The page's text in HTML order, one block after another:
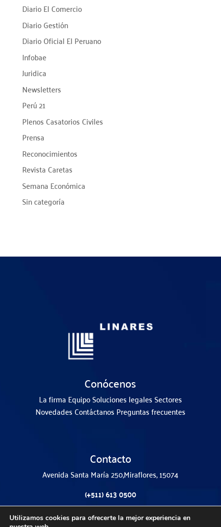
Diario El Comercio
Diario Gestión
Diario Oficial El Peruano
Infobae
Juridica
Newsletters
Perú 21
Plenos Casatorios Civiles
Prensa
Reconocimientos
Revista Caretas
Semana Económica
Sin categoría
Conócenos
La firma EquipoSoluciones legalesSectores
Novedades Contáctanos Preguntas frecuentes
Contacto
Avenida Santa María 250,Miraflores, 15074
(+511) 613 0500
(+511) 993 515 551
Utilizamos cookies para ofrecerte la mejor experiencia en